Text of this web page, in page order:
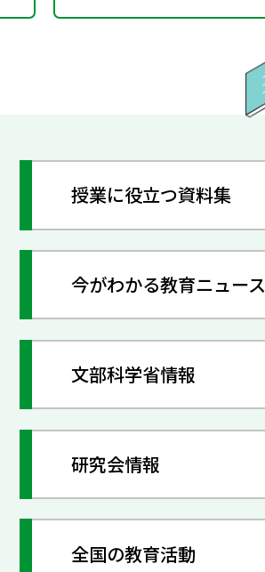
授業に役立つ資料集
今がわかる教育ニュース
文部科学省情報
研究会情報
全国の教育活動